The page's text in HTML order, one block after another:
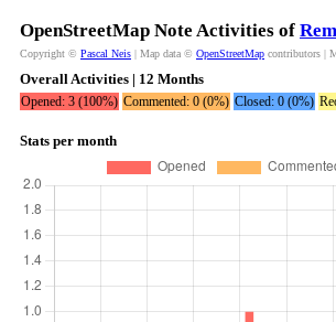
OpenStreetMap Note Activities of
Copyright © Pascal Neis | Map data © OpenStreetMap contributors |
Overall Activities | 12 Months
Opened: 3 (100%) Commented: 0 (0%) Closed: 0 (0%)
Stats per month